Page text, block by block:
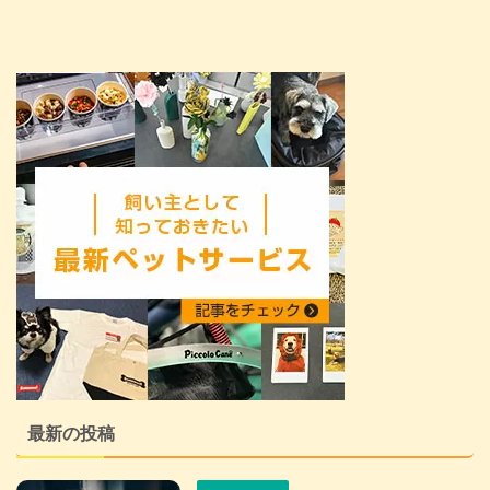
最新の投稿